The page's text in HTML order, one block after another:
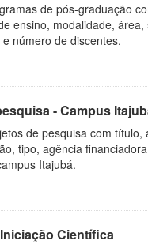
de pós-graduação
ensino, modalidade, área,
número de discentes.
- Campus
de pesquisa com título,
tipo, agência
Itajubá.
Científica